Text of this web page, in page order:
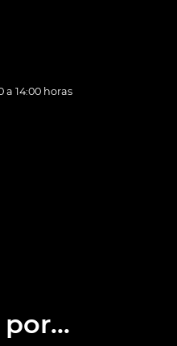
a 14:00 horas